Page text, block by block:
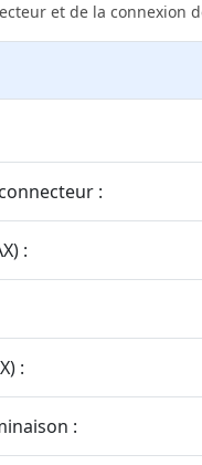
et de la connexion
:
:
:
: